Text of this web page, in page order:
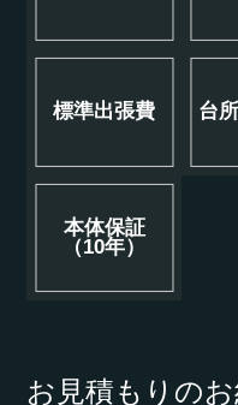
標準出張費 台
本体保証
（10年）
お見積もりの